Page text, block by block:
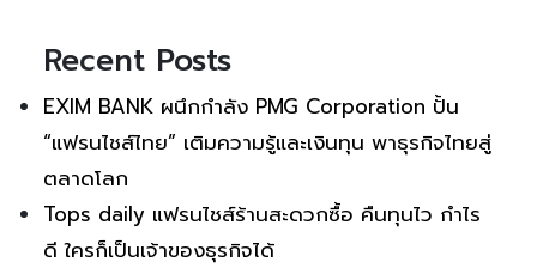
Recent Posts
EXIM BANK ผนึกกำลัง PMG Corporation ปั้น
“แฟรนไชส์ไทย” เติมความรู้และเงินทุน พาธุรกิจไทยสู่
ตลาดโลก
Tops daily แฟรนไชส์ร้านสะดวกซื้อ คืนทุนไว กำไร
ดี ใครก็เป็นเจ้าของธุรกิจได้